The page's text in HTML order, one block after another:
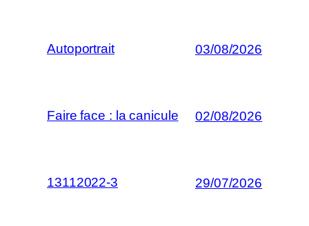
Autoportrait 03/08/2026
Faire face : la canicule 02/08/2026
13112022-3 29/07/2026